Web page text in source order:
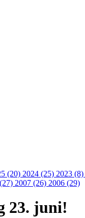
(20) 2024 (25) 2023 (8)
2007 (26) 2006 (29)
23. juni!